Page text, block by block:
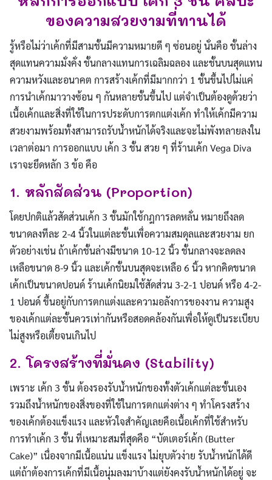
ของความสวยงามที่ทานได้
รู้หรือไม่ว่าเค้กที่มีสามชั้นมีความหมายดี ๆ ซ่อนอยู่ นั่นคือ ชั้นล่าง
สุดแทนความมั่งคั่ง ชั้นกลางแทนการเฉลิมฉลอง และชั้นบนสุดแทน
ความหวังและอนาคต การสร้างเค้กที่มีมากกว่า 1 ชั้นขึ้นไปไม่แค่
การนำเค้กมาวางซ้อน ๆ กันหลายชั้นขึ้นไป แต่จำเป็นต้องดูด้วยว่า
เนื้อเค้กและสิ่งที่ใช้ในการประดับการตกแต่งเค้ก ทำให้เค้กมีความ
สวยงามพร้อมทั้งสามารถรับน้ำหนักได้จริงและจะไม่พังทลายลงใน
เวลาต่อมา การออกแบบ เค้ก 3 ชั้น สวย ๆ ที่ร้านเค้ก Vega Diva
เราจะยึดหลัก 3 ข้อ คือ
1. หลักสัดส่วน (Proportion)
โดยปกติแล้วสัดส่วนเค้ก 3 ชั้นมักใช้กฎการลดหลั่น หมายถึงลด
ขนาดลงทีละ 2-4 นิ้วในแต่ละชั้นเพื่อความสมดุลและสวยงาม ยก
ตัวอย่างเช่น ถ้าเค้กชั้นล่างมีขนาด 10-12 นิ้ว ชั้นกลางจะลดลง
เหลือขนาด 8-9 นิ้ว และเค้กชั้นบนสุดจะเหลือ 6 นิ้ว หากคิดขนาด
เค้กเป็นขนาดปอนด์ ร้านเค้กนิยมใช้สัดส่วน 3-2-1 ปอนด์ หรือ 4-2-
1 ปอนด์ ขึ้นอยู่กับการตกแต่งและความอลังการของงาน ความสูง
ของเค้กแต่ละชั้นควรเท่ากันหรือสอดคล้องกันเพื่อให้ดูเป็นระเบียบ
ไม่สูงหรือเตี้ยจนเกินไป
2. โครงสร้างที่มั่นคง (Stability)
เพราะ เค้ก 3 ชั้น ต้องรองรับน้ำหนักของทั้งตัวเค้กแต่ละชั้นเอง
รวมถึงน้ำหนักของสิ่งของที่ใช้ในการตกแต่งต่าง ๆ ทำโครงสร้าง
ของเค้กต้องแข็งแรง และหัวใจสำคัญเลยคือเนื้อเค้กที่ใช้สำหรับ
การทำเค้ก 3 ชั้น ที่เหมาะสมที่สุดคือ “บัตเตอร์เค้ก (Butter
Cake)” เนื่องจากมีเนื้อแน่น แข็งแรง ไม่ยุบตัวง่าย รับน้ำหนักได้ดี
แต่ถ้าต้องการเค้กที่มีเนื้อนุ่มลงมาบ้างแต่ยังคงรับน้ำหนักได้อยู่ จะ